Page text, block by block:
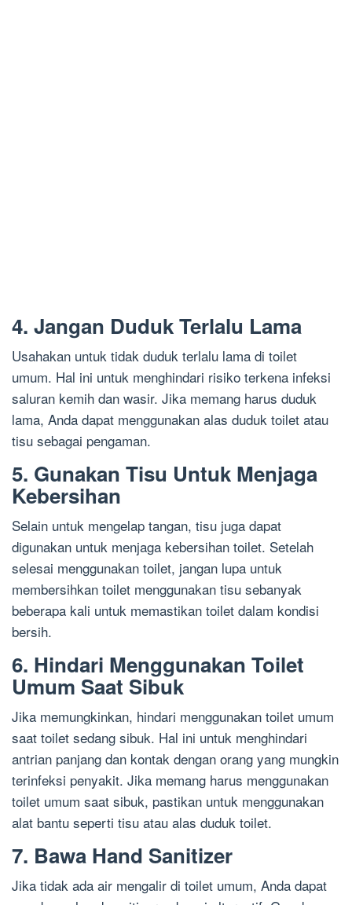
4. Jangan Duduk Terlalu Lama
Usahakan untuk tidak duduk terlalu lama di toilet
umum. Hal ini untuk menghindari risiko terkena infeksi
saluran kemih dan wasir. Jika memang harus duduk
lama, Anda dapat menggunakan alas duduk toilet atau
tisu sebagai pengaman.
5. Gunakan Tisu Untuk Menjaga
Kebersihan
Selain untuk mengelap tangan, tisu juga dapat
digunakan untuk menjaga kebersihan toilet. Setelah
selesai menggunakan toilet, jangan lupa untuk
membersihkan toilet menggunakan tisu sebanyak
beberapa kali untuk memastikan toilet dalam kondisi
bersih.
6. Hindari Menggunakan Toilet
Umum Saat Sibuk
Jika memungkinkan, hindari menggunakan toilet umum
saat toilet sedang sibuk. Hal ini untuk menghindari
antrian panjang dan kontak dengan orang yang mungkin
terinfeksi penyakit. Jika memang harus menggunakan
toilet umum saat sibuk, pastikan untuk menggunakan
alat bantu seperti tisu atau alas duduk toilet.
7. Bawa Hand Sanitizer
Jika tidak ada air mengalir di toilet umum, Anda dapat